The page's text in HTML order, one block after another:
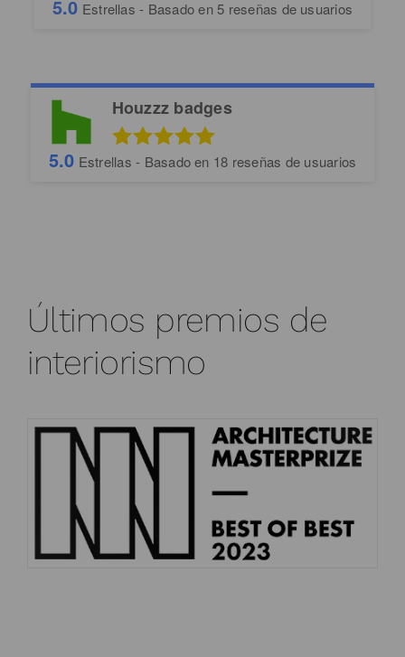
5.0 Estrellas - Basado en5 reseñas de usuarios
Houzzz badges
5.0 Estrellas - Basado en 18 reseñas de usuarios
Últimos premios de
interiorismo